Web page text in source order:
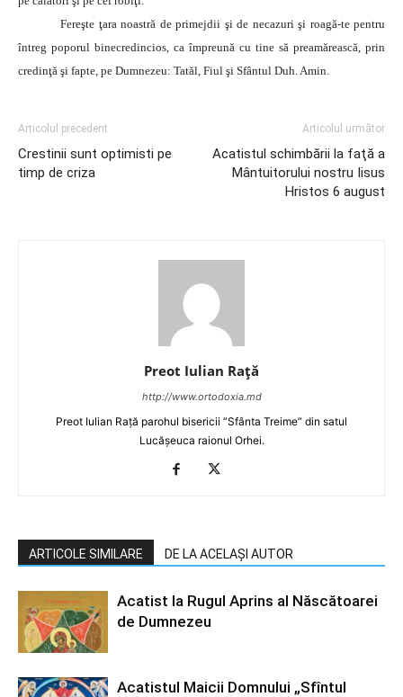
Fereşte ţara noastră de primejdii şi de necazuri şi roagă-te pentru
întreg poporul binecredincios, ca împreună cu tine să preamărească, prin
credinţă şi fapte, pe Dumnezeu: Tatăl, Fiul şi Sfântul Duh. Amin.
Articolul precedent
Crestinii sunt optimisti pe
timp de criza
Articolul următor
Acatistul schimbării la faţă a
Mântuitorului nostru Iisus
Hristos 6 august
Preot Iulian Raţă
http://www.ortodoxia.md
Preot Iulian Rață parohul bisericii ”Sfânta Treime” din satul
Lucășeuca raionul Orhei.
ARTICOLE SIMILARE DE LA ACELAȘI AUTOR
Acatist la Rugul Aprins al Născătoarei
de Dumnezeu
Acatistul Maicii Domnului „Sfîntul